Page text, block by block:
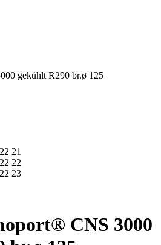
gekühlt R290 br.ø 125
CNS 3000